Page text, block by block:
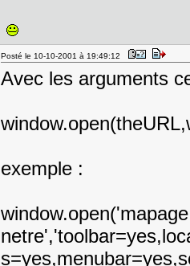
Posté le 10-10-2001 à 19:49:12
Avec les arguments
exemple :